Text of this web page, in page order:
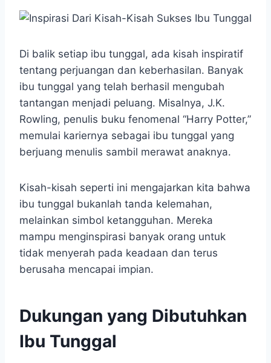
Di balik setiap ibu tunggal, ada kisah inspiratif
tentang perjuangan dan keberhasilan. Banyak
ibu tunggal yang telah berhasil mengubah
tantangan menjadi peluang. Misalnya, J.K.
Rowling, penulis buku fenomenal “Harry Potter,”
memulai kariernya sebagai ibu tunggal yang
berjuang menulis sambil merawat anaknya.
Kisah-kisah seperti ini mengajarkan kita bahwa
ibu tunggal bukanlah tanda kelemahan,
melainkan simbol ketangguhan. Mereka
mampu menginspirasi banyak orang untuk
tidak menyerah pada keadaan dan terus
berusaha mencapai impian.
Dukungan yang Dibutuhkan
Ibu Tunggal